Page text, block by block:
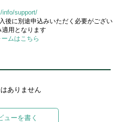
info/support/
後に別途申込みいただく必要がござい
用となります
ムはこちら
ありません
ューを書く